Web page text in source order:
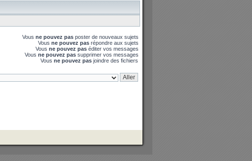
Vous ne pouvez pas poster de nouveaux sujets
Vous ne pouvez pas répondre aux sujets
Vous ne pouvez pas éditer vos messages
Vous ne pouvez pas supprimer vos messages
Vous ne pouvez pas joindre des fichiers